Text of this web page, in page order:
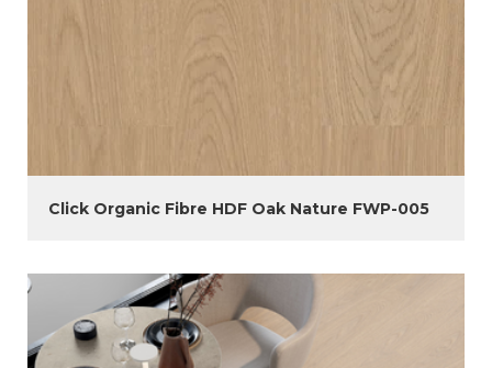
Click Organic Fibre HDF Oak Nature FWP-005